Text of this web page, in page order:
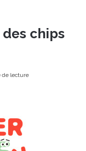
des chips
de lecture